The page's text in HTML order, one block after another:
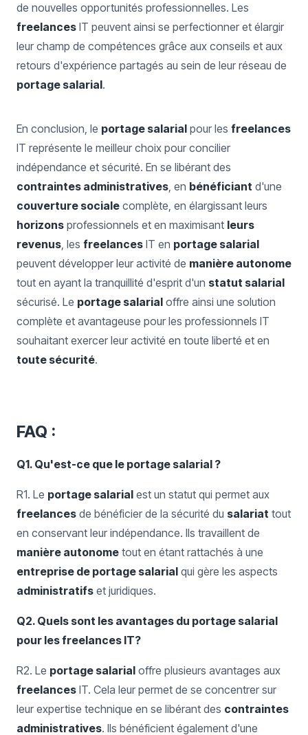
de nouvelles opportunités professionnelles. Les
freelances IT peuvent ainsi se perfectionner et élargir
leur champ de compétences grâce aux conseils et aux
retours d'expérience partagés au sein de leur réseau de
portage salarial.
En conclusion, le portage salarial pour les freelances
IT représente le meilleur choix pour concilier
indépendance et sécurité. En se libérant des
contraintes administratives, en bénéficiant d'une
couverture sociale complète, en élargissant leurs
horizons professionnels et en maximisant leurs
revenus, les freelances IT en portage salarial
peuvent développer leur activité de manière autonome
tout en ayant la tranquillité d'esprit d'un statut salarial
sécurisé. Le portage salarial offre ainsi une solution
complète et avantageuse pour les professionnels IT
souhaitant exercer leur activité en toute liberté et en
toute sécurité.
FAQ :
Q1. Qu'est-ce que le portage salarial ?
R1. Le portage salarial est un statut qui permet aux
freelances de bénéficier de la sécurité du salariat tout
en conservant leur indépendance. Ils travaillent de
manière autonome tout en étant rattachés à une
entreprise de portage salarial qui gère les aspects
administratifs et juridiques.
Q2. Quels sont les avantages du portage salarial
pour les freelances IT?
R2. Le portage salarial offre plusieurs avantages aux
freelances IT. Cela leur permet de se concentrer sur
leur expertise technique en se libérant des contraintes
administratives. Ils bénéficient également d'une